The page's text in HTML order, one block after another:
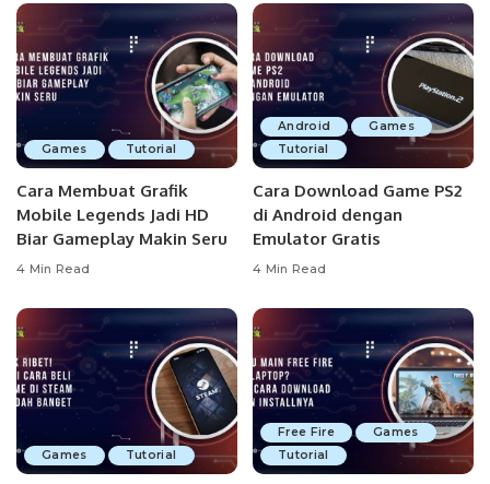
Games Tutorial
Cara Membuat Grafik
Mobile Legends Jadi HD
Biar Gameplay Makin Seru
4 Min Read
Android
Games
Tutorial
Cara Download Game PS2
di Android dengan
Emulator Gratis
4 Min Read
Games Tutorial
Free Fire
Games
Tutorial